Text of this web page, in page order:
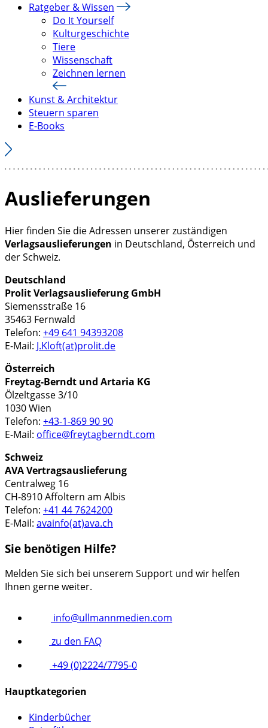
Ratgeber & Wissen
Do It Yourself
Kulturgeschichte
Tiere
Wissenschaft
Zeichnen lernen
Kunst & Architektur
Steuern sparen
E-Books
Auslieferungen
Hier finden Sie die Adressen unserer zuständigen
Verlagsauslieferungen in Deutschland, Österreich und
der Schweiz.
Deutschland
Prolit Verlagsauslieferung GmbH
Siemensstraße 16
35463 Fernwald
Telefon: +49 641 94393208
E-Mail: J.Kloft(at)prolit.de
Österreich
Freytag-Berndt und Artaria KG
Ölzeltgasse 3/10
1030 Wien
Telefon: +43-1-869 90 90
E-Mail: office@freytagberndt.com
Schweiz
AVA Vertragsauslieferung
Centralweg 16
CH-8910 Affoltern am Albis
Telefon: +41 44 7624200
E-Mail: avainfo(at)ava.ch
Sie benötigen Hilfe?
Melden Sie sich bei unserem Support und wir helfen
Ihnen gerne weiter.
info@ullmannmedien.com
zu den FAQ
+49 (0)2224/7795-0
Hauptkategorien
Kinderbücher